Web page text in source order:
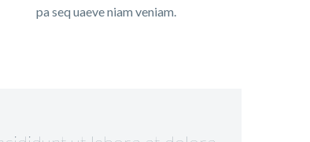
pa seq uaeve niam veniam.